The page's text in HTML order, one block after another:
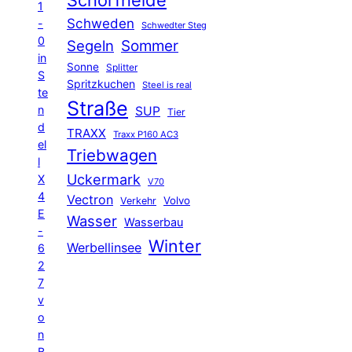
1
-
0
in
S
te
n
d
el
l
X
4
E
-
6
2
7
v
o
n
Schweden Schwedter Steg
Segeln Sommer
Sonne Splitter
Spritzkuchen Steel is real
Straße SUP Tier
TRAXX Traxx P160 AC3
Triebwagen
Uckermark V70
Vectron Verkehr Volvo
Wasser Wasserbau
Werbellinsee Winter